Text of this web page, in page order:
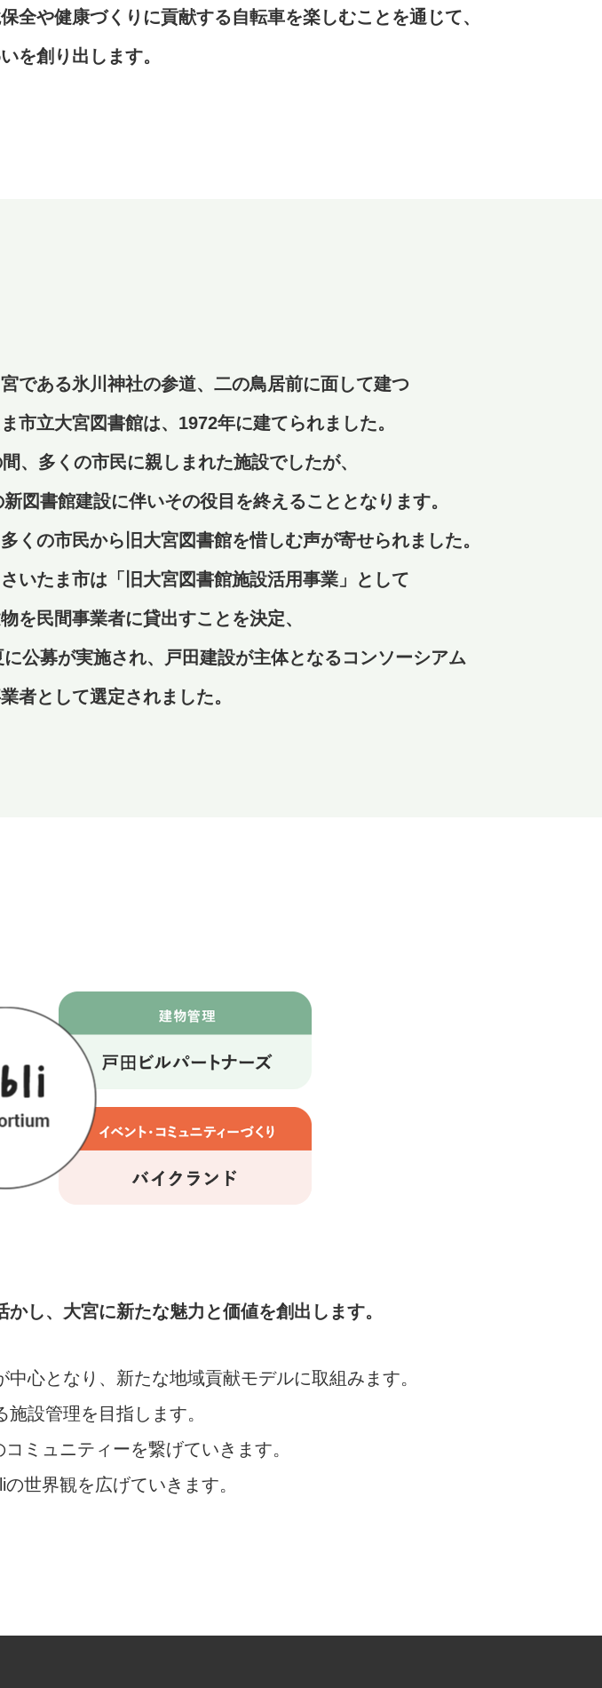
全や健康づくりに貢献する⾃転⾞を楽しむことを通じて、
を創り出します。
である氷川神社の参道、二の鳥居前に面して建つ
ま市立大宮図書館は、1972年に建てられました。
、多くの市民に親しまれた施設でしたが、
図書館建設に伴いその役目を終えることとなります。
くの市民から旧大宮図書館を惜しむ声が寄せられました。
いたま市は「旧大宮図書館施設活用事業」として
を民間事業者に貸出すことを決定、
公募が実施され、戸田建設が主体となるコンソーシアム
者として選定されました。
し、大宮に新たな魅力と価値を創出します。
心となり、新たな地域貢献モデルに取組みます。
設管理を目指します。
ミュニティーを繋げていきます。
世界観を広げていきます。